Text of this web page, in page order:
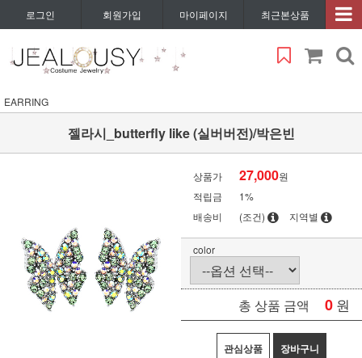
로그인 회원가입 마이페이지 최근본상품
EARRING
젤라시_butterfly like (실버버전)/박은빈
상품가 27,000원
적립금
1%
배송비
(조건) 지역별
color
총 상품 금액 0 원
관심상품 장바구니